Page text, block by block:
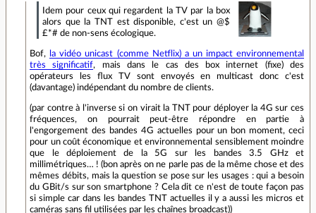
Idem pour ceux qui regardent la TV par la box
alors que la TNT est disponible, c'est un @$
£*# de non-sens écologique.
Bof,
la vidéo unicast (comme Netflix) a un impact environnemental
très significatif, mais dans le cas des box internet (fixe) des
opérateurs les flux TV sont envoyés en multicast donc c'est
(davantage) indépendant du nombre de clients.
(par contre à l'inverse si on virait la TNT pour déployer la 4G sur ces
fréquences, on pourrait peut-être répondre en partie à
l'engorgement des bandes 4G actuelles pour un bon moment, ceci
pour un coût économique et environnemental sensiblement moindre
que le déploiement de la 5G sur les bandes 3.5 GHz et
millimétriques… ! (bon après on ne parle pas de la même chose et des
mêmes débits, mais la question se pose sur les usages : qui a besoin
du GBit/s sur son smartphone ? Cela dit ce n'est de toute façon pas
si simple car dans les bandes TNT actuelles il y a aussi les micros et
caméras sans fil utilisées par les chaînes broadcast))